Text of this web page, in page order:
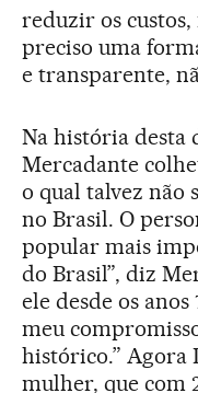
reduzir os custos,
preciso uma
e transparente,
Na história desta
Mercadante
o qual talvez não
no Brasil. O
popular mais
do Brasil”, diz
ele desde os
meu
histórico.” Agora
mulher, que com